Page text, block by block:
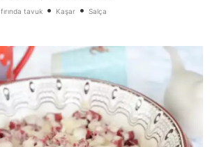
fırında tavuk • Kaşar • Salça